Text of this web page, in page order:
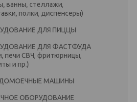
ванны, стеллажи,
полки, диспенсеры)
ДЛЯ ПИЦЦЫ
ДЛЯ ФАСТФУДА
печи СВЧ, фритюрницы,
и пр.)
МАШИНЫ
ОБОРУДОВАНИЕ